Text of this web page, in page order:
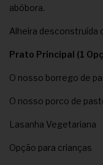
abóbora.
Alheira desconstruída
Prato Principal (1
O nosso borrego de
O nosso porco de
Lasanha Vegetariana
Opção para crianças